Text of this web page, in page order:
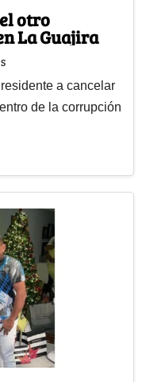
otro
La Guajira
a cancelar
de la corrupción